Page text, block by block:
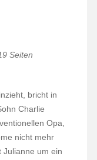
bricht in
Charlie
Opa,
nicht mehr
Julianne um ein